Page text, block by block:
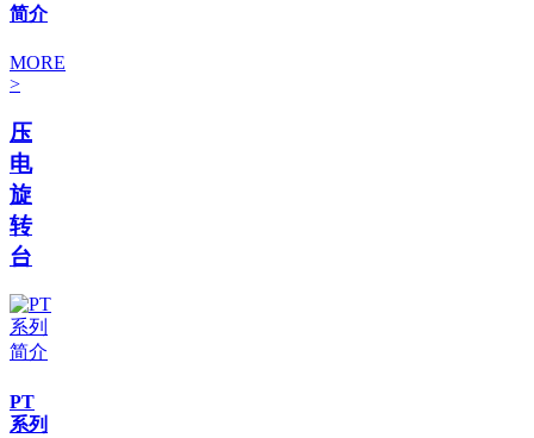
简介
MORE
>
压
电
旋
转
台
PT
系列